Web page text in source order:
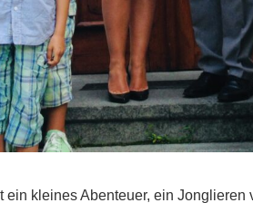
ein kleines Abenteuer, ein